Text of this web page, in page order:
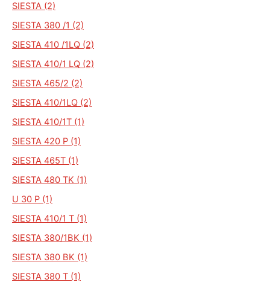
SIESTA (2)
SIESTA 380 /1 (2)
SIESTA 410 /1LQ (2)
SIESTA 410/1 LQ (2)
SIESTA 465/2 (2)
SIESTA 410/1LQ (2)
SIESTA 410/1T (1)
SIESTA 420 P (1)
SIESTA 465T (1)
SIESTA 480 TK (1)
U 30 P (1)
SIESTA 410/1 T (1)
SIESTA 380/1BK (1)
SIESTA 380 BK (1)
SIESTA 380 T (1)